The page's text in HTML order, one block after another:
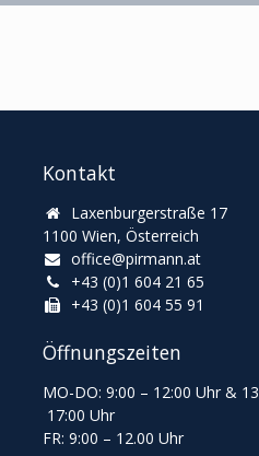
Kontakt
Laxenburgerstraße 17
1100 Wien, Österreich
office@pirmann.at
+43 (0)1 604 21 65
+43 (0)1 604 55 91
Öffnungszeiten
MO-DO: 9:00 – 12:00 Uhr & 13
17:00 Uhr
FR: 9:00 – 12.00 Uhr